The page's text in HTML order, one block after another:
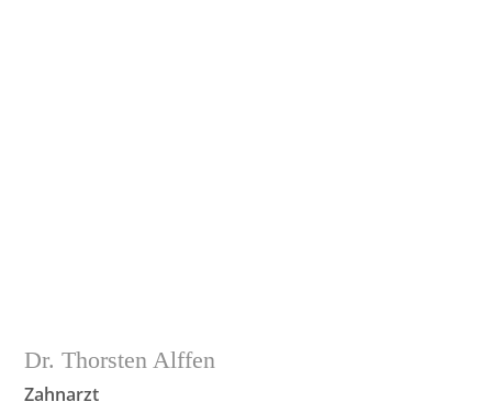
Dr. Thorsten Alffen
Zahnarzt